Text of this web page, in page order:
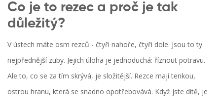
Co je to rezec a proč je tak
důležitý?
V ústech máte osm rezců - čtyři nahoře, čtyři dole. Jsou to ty
nejpřednější zuby. Jejich úloha je jednoduchá: říznout potravu.
Ale to, co se za tím skrývá, je složitější. Rezce mají tenkou,
ostrou hranu, která se snadno opotřebovává. Když jste dítě, je